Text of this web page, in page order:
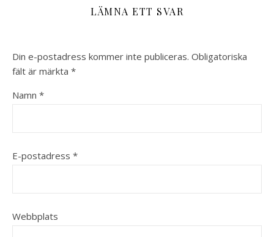
LÄMNA ETT SVAR
Din e-postadress kommer inte publiceras. Obligatoriska
fält är märkta *
Namn *
E-postadress *
Webbplats